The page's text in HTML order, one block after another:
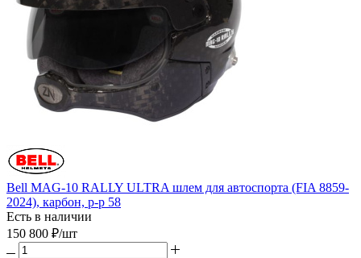
Bell MAG-10 RALLY ULTRA шлем для автоспорта (FIA 8859-
2024), карбон, р-р 58
Есть в наличии
150 800 ₽/шт